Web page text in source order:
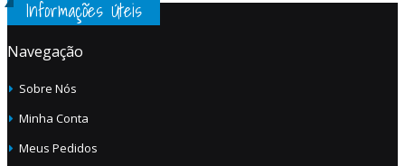
Informações Úteis
Navegação
Sobre Nós
Minha Conta
Meus Pedidos